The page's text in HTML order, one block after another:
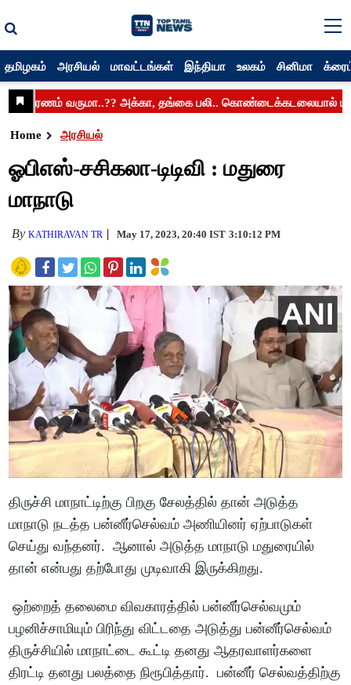
தமிழகம் அரசியல் மாவட்டங்கள் இந்தியா உலகம் சினிமா
Home அரசியல்
ஓபிஎஸ்-சசிகலா-டிடிவி : மதுரை
மாநாடு
ByKATHIRAVAN TR May 17, 2023, 20:40 IST 3:10:12 PM
திருச்சி மாநாட்டிற்கு பிறகு சேலத்தில் தான் அடுத்த
மாநாடு நடத்த பன்னீர்செல்வம் அணியினர் ஏற்பாடுகள்
செய்து வந்தனர். ஆனால் அடுத்த மாநாடு மதுரையில்
தான் என்பது தற்போது முடிவாகி இருக்கிறது.
ஒற்றைத் தலைமை விவகாரத்தில் பன்னீர்செல்வமும்
பழனிச்சாமியும் பிரிந்து விட்டதை அடுத்து பன்னீர்செல்வம்
திருச்சியில் மாநாட்டை கூட்டி தனது ஆதரவாளர்களை
திரட்டி தனது பலத்தை நிரூபித்தார். பன்னீர் செல்வத்திற்கு